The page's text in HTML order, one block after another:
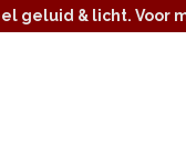
geluid & licht. Voor